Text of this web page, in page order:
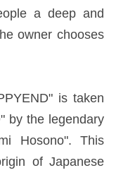
a deep and
owner chooses
is taken
by the legendary
Hosono". This
of Japanese